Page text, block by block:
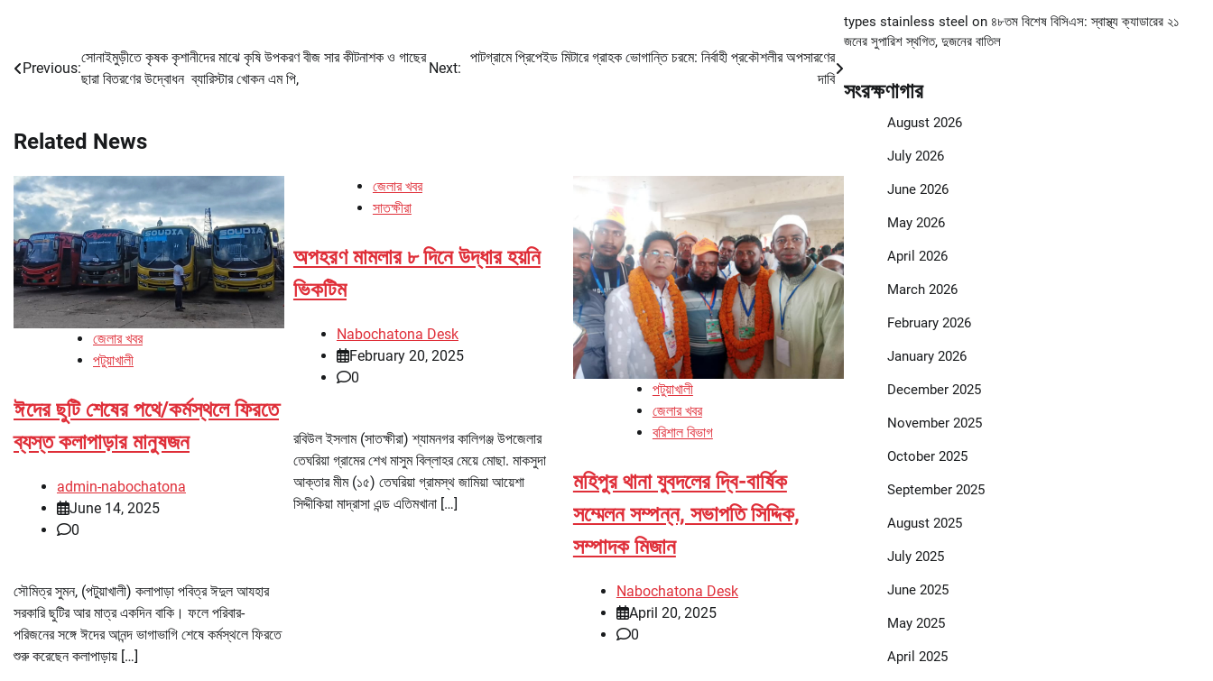
Post
Previous:
সোনাইমুড়ীতে কৃষক কৃশানীদের মাঝে কৃষি উপকরণ বীজ সার কীটনাশক ও গাছের
ছারা বিতরণের উদ্বোধন ব্যারিস্টার খোকন এম পি,
Next:
পাটগ্রামে প্রিপেইড মিটারে গ্রাহক ভোগান্তি চরমে: নির্বাহী প্রকৌশলীর অপসারণের
দাবি
Related News
জেলার খবর
পটুয়াখালী
ঈদের ছুটি শেষের পথে/কর্মস্থলে ফিরতে
ব্যস্ত কলাপাড়ার মানুষজন
admin-nabochatona
June 14, 2025
0
সৌমিত্র সুমন, (পটুয়াখালী) কলাপাড়া পবিত্র ঈদুল আযহার
সরকারি ছুটির আর মাত্র একদিন বাকি। ফলে পরিবার-
পরিজনের সঙ্গে ঈদের আনন্দ ভাগাভাগি শেষে কর্মস্থলে ফিরতে
শুরু করেছেন কলাপাড়ায় […]
জেলার খবর
সাতক্ষীরা
অপহরণ মামলার ৮ দিনে উদ্ধার হয়নি
ভিকটিম
Nabochatona Desk
February 20, 2025
0
রবিউল ইসলাম (সাতক্ষীরা) শ্যামনগর কালিগঞ্জ উপজেলার
তেঘরিয়া গ্রামের শেখ মাসুম বিল্লাহর মেয়ে মোছা. মাকসুদা
আক্তার মীম (১৫) তেঘরিয়া গ্রামস্থ জামিয়া আয়েশা
সিদ্দীকিয়া মাদ্রাসা এন্ড এতিমখানা […]
পটুয়াখালী
জেলার খবর
বরিশাল বিভাগ
মহিপুর থানা যুবদলের দ্বি-বার্ষিক
সম্মেলন সম্পন্ন, সভাপতি সিদ্দিক,
সম্পাদক মিজান
Nabochatona Desk
April 20, 2025
0
types stainless steel on ৪৮তম বিশেষ বিসিএস: স্বাস্থ্য ক্যাডারের ২১
জনের সুপারিশ স্থগিত, দুজনের বাতিল
সংরক্ষণাগার
August 2026
July 2026
June 2026
May 2026
April 2026
March 2026
February 2026
January 2026
December 2025
November 2025
October 2025
September 2025
August 2025
July 2025
June 2025
May 2025
April 2025